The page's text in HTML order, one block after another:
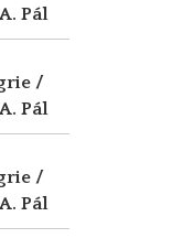
Pál
/
Pál
/
Pál